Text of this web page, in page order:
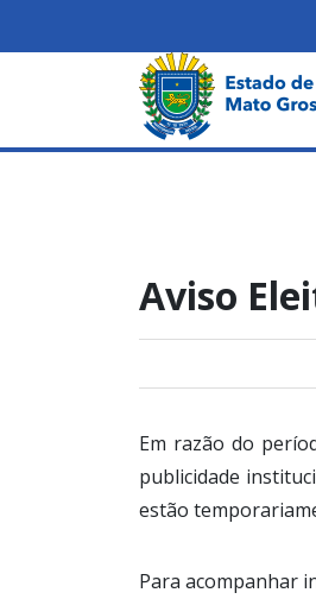
Aviso
Em razão do
publicidade
estão
Para acompanhar